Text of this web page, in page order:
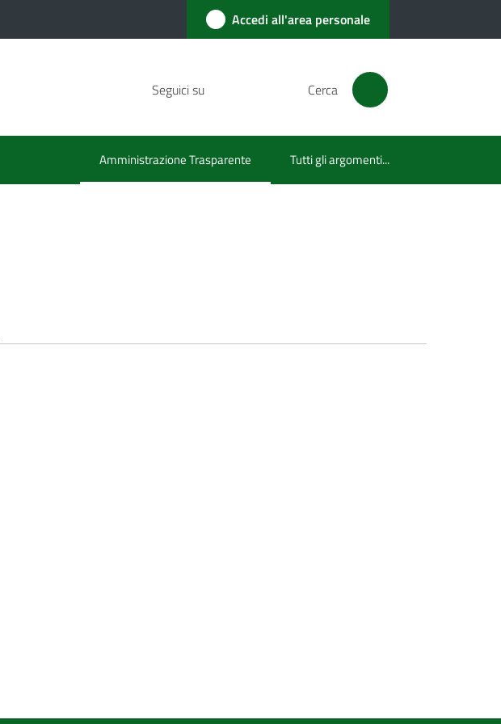
Accedi all'area personale
Seguici su Cerca
Amministrazione Trasparente
Menu selezionato Tutti gli argomenti...